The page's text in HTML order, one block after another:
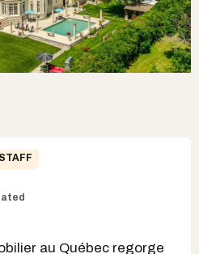
STAFF
au Québec regorge